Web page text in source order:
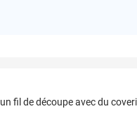
fil de découpe avec du